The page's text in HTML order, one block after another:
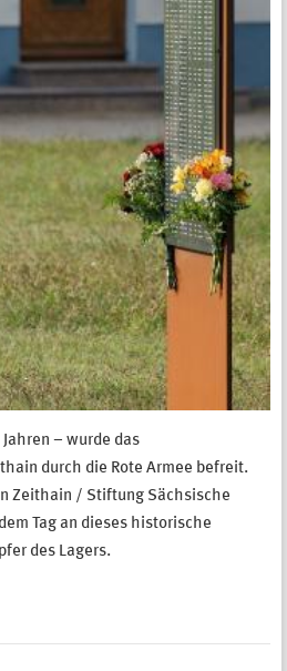
– wurde das
durch die Rote Armee befreit.
Zeithain / Stiftung Sächsische
Tag an dieses historische
des Lagers.